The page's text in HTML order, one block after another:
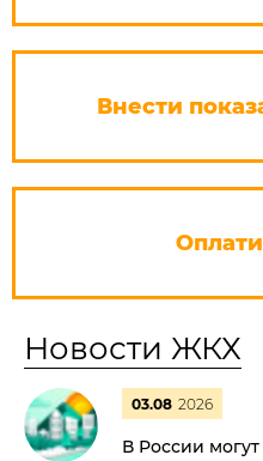
Внести
Новости ЖКХ
03.08 2026
В России